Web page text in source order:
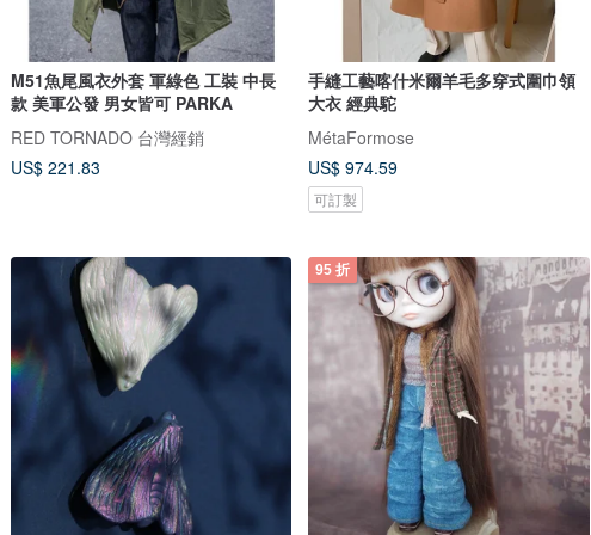
M51魚尾風衣外套 軍綠色 工裝 中長
款 美軍公發 男女皆可 PARKA
RED TORNADO 台灣經銷
US$ 221.83
手縫工藝喀什米爾羊毛多穿式圍巾領
大衣 經典駝
MétaFormose
US$ 974.59
可訂製
95 折